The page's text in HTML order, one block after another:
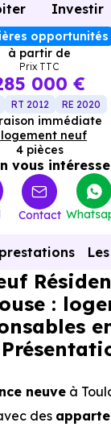
Investir
opportunités
à partir de
Prix TTC
000 €
RT 2012 RE 2020
immédiate
logement neuf
4 pièces
vous
Contact
:
neuve à
des